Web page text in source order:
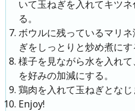
いて玉ねぎを入れてキツ
る。
ボウルに残っているマリ
ぎをしっとりと炒め煮にす
様子を見ながら水を入れ
を好みの加減にする。
鶏肉を入れて玉ねぎとなじ
Enjoy!